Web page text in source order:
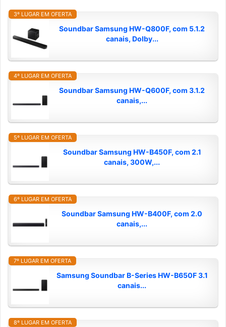
3º LUGAR EM OFERTA
Soundbar Samsung HW-Q800F, com 5.1.2
canais, Dolby...
4º LUGAR EM OFERTA
Soundbar Samsung HW-Q600F, com 3.1.2
canais,...
5º LUGAR EM OFERTA
Soundbar Samsung HW-B450F, com 2.1
canais, 300W,...
6º LUGAR EM OFERTA
Soundbar Samsung HW-B400F, com 2.0
canais,...
7º LUGAR EM OFERTA
Samsung Soundbar B-Series HW-B650F 3.1
canais...
8º LUGAR EM OFERTA